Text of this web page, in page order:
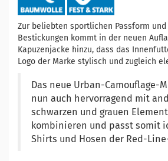
Zur beliebten sportlichen Passform
Bestickungen kommt in der neuen
Kapuzenjacke hinzu, dass das
Logo der Marke stylisch und zugleich
Das neue Urban-Camouflage-
nun auch hervorragend mit
schwarzen und grauen
kombinieren und passt somit
Shirts und Hosen der Red-